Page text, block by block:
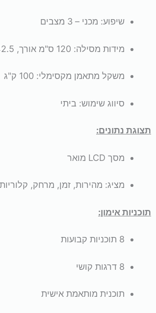
שיפוע: מכני – 3 מצבים
מידות מסילה: 120 ס"מ אורך, 42.5 ס"מ רוחב
משקל מתאמן מקסימלי: 100 ק"ג
סיווג שימוש: ביתי
תצוגת נתונים:
מסך LCD מואר
מציג: מהירות, זמן, מרחק,
תוכניות אימון:
8 תוכניות קבועות
8 דרגות קושי
תוכנית מותאמת אישית